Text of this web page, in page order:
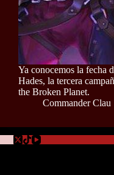
Ya conocemos la fecha
Hades, la tercera
the Broken Planet.
Commander Clau